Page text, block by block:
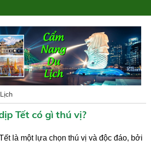
Tết có gì thú vị?
là một lựa chọn thú vị và độc đáo, bởi